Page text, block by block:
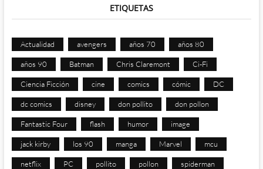
ETIQUETAS
Actualidad avengers años 70 años 80
años 90 Batman Chris Claremont Ci-Fi
Ciencia Ficción cine comics cómic DC
dc comics disney don pollito don pollon
Fantastic Four flash humor image
jack kirby los 90 manga Marvel mcu
netflix PC pollito pollon spiderman